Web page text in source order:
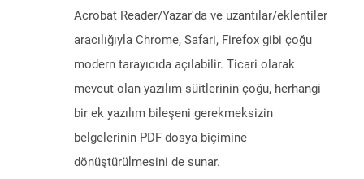
Acrobat Reader/Yazar'da ve uzantılar/eklentiler
aracılığıyla Chrome, Safari, Firefox gibi çoğu
modern tarayıcıda açılabilir. Ticari olarak
mevcut olan yazılım süitlerinin çoğu, herhangi
bir ek yazılım bileşeni gerekmeksizin
belgelerinin PDF dosya biçimine
dönüştürülmesini de sunar.